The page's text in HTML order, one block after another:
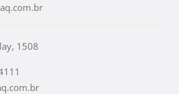
1508